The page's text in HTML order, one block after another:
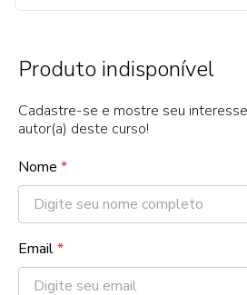
Produto indisponível
Cadastre-se e mostre seu
autor(a) deste curso!
Nome *
Email*